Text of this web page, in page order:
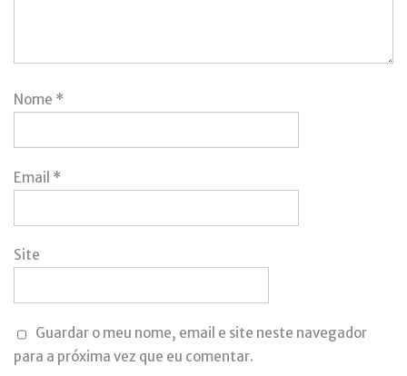
Nome *
Email *
Site
Guardar o meu nome, email e site neste navegador
para a próxima vez que eu comentar.